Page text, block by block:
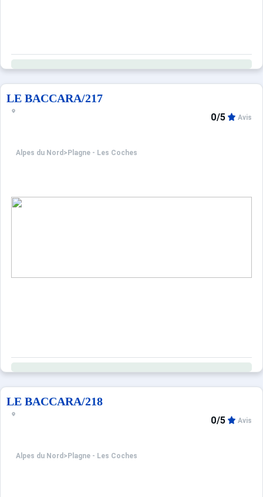
LE BACCARA/217
Alpes du Nord > Plagne - Les Coches
0/5 Avis
LE BACCARA/218
Alpes du Nord > Plagne - Les Coches
0/5 Avis